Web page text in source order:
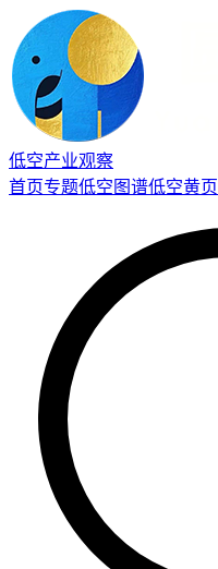
低空产业观察
首页专题低空图谱低空黄页